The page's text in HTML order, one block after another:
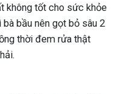
không tốt cho sức khỏe
bầu nên gọt bỏ sâu 2
thời đem rửa thật